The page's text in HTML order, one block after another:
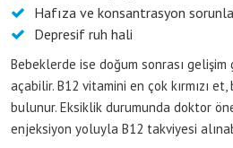
Hafıza ve konsantrasyon
Depresif ruh hali
Bebeklerde ise doğum sonrası
açabilir. B12 vitamini en çok kırmızı
bulunur. Eksiklik durumunda doktor
enjeksiyon yoluyla B12 takviyesi